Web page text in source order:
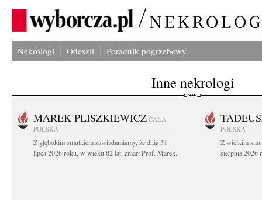
Nekrologi Odeszli Poradnik pogrzebowy
Inne nekrologi
MAREK PLISZKIEWICZ CAŁA
POLSKA
Z głębokim smutkiem zawiadamiamy, że dnia 31
lipca 2026 roku, w wieku 82 lat, zmarł Prof. Marek...
POLSKA
Z wielkim
sierpnia 2026